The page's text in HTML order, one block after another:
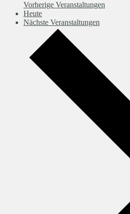
Vorherige Veranstaltungen
Heute
Nächste Veranstaltungen